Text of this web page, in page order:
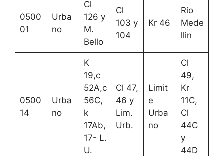
0500
01
Urba
no
Cl
126 y
M.
Bello
Cl
103 y
104
Kr 46
Rio
Mede
llin
0500
14
Urba
no
K
19,c
52A,c
56C,
k
17Ab,
17- L.
U.
Cl 47,
46 y
Lim.
Urb.
Limit
e
Urba
no
Cl
49,
Kr
11C,
Cl
44C
y
44D